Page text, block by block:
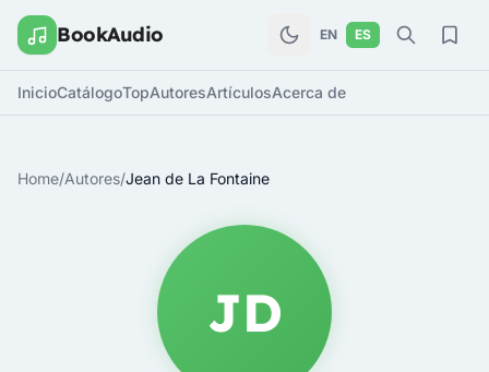
BookAudio EN ES
InicioCatálogoTopAutoresArtículosAcerca de
Home/Autores/Jean de La Fontaine
JD